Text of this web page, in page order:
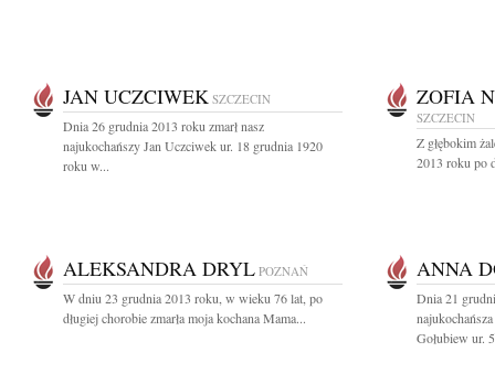
JAN UCZCIWEK SZCZECIN
Dnia 26 grudnia 2013 roku zmarł nasz
najukochańszy Jan Uczciwek ur. 18 grudnia 1920
roku w...
ZOFIA
SZCZECIN
Z głębokim
2013 roku po
ALEKSANDRA DRYL POZNAŃ
W dniu 23 grudnia 2013 roku, w wieku 76 lat, po
długiej chorobie zmarła moja kochana Mama...
ANNA
Dnia 21
Gołubiew ur.